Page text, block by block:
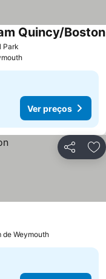
Park
Quincy/Boston
Ver preços
Partilhar
de Weymouth